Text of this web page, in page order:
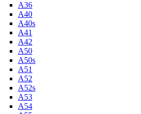
A36
A40
A40s
A41
A42
A50
A50s
A51
A52
A52s
A53
A54